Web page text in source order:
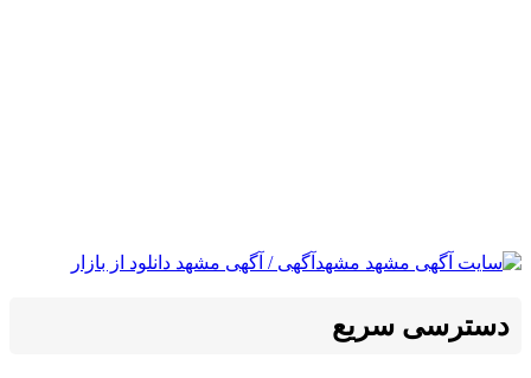
دسترسی سریع